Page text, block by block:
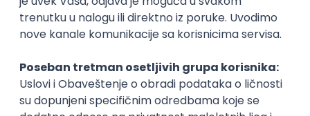
Okupljamo IT zajednicu, podižemo
transparentnost domaćeg IT tržišta rada i